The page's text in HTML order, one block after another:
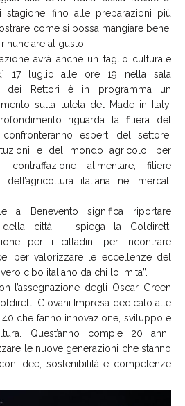
fino alle preparazioni più
come si possa mangiare bene,
al gusto.
avrà anche un taglio culturale
17 luglio alle ore 19 nella sala
dei Rettori è in programma un
sulla tutela del Made in Italy.
riguarda la filiera del
esperti del settore,
e del mondo agricolo, per
alimentare, filiere
italiana nei mercati
a Benevento significa riportare
della città – spiega la Coldiretti
per i cittadini per incontrare
per valorizzare le eccellenze del
cibo italiano da chi lo imita”.
l’assegnazione degli Oscar Green
Giovani Impresa dedicato alle
che fanno innovazione, sviluppo e
Quest’anno compie 20 anni.
le nuove generazioni che stanno
idee, sostenibilità e competenze